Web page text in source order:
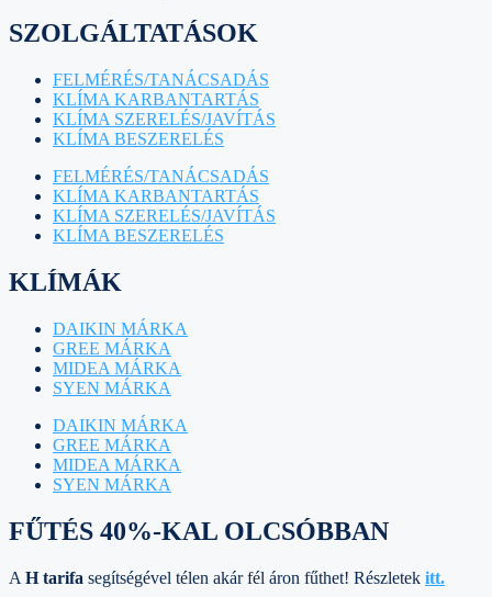
SZOLGÁLTATÁSOK
FELMÉRÉS/TANÁCSADÁS
KLÍMA KARBANTARTÁS
KLÍMA SZERELÉS/JAVÍTÁS
KLÍMA BESZERELÉS
FELMÉRÉS/TANÁCSADÁS
KLÍMA KARBANTARTÁS
KLÍMA SZERELÉS/JAVÍTÁS
KLÍMA BESZERELÉS
KLÍMÁK
DAIKIN MÁRKA
GREE MÁRKA
MIDEA MÁRKA
SYEN MÁRKA
DAIKIN MÁRKA
GREE MÁRKA
MIDEA MÁRKA
SYEN MÁRKA
FŰTÉS 40%-KAL OLCSÓBBAN
A H tarifa segítségével télen akár fél áron fűthet! Részletek itt.